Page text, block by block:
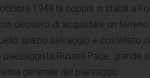
1949 la coppia si stabilì a
decisero di acquistare un
spazio selvaggio e costellato
Russell Page, grande
generale del paesaggio.